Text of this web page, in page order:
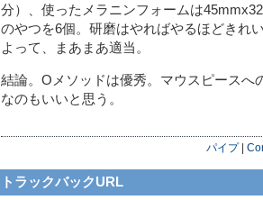
分）、使ったメラニンフォームは
のやつを6個。研磨はやればやるほどきれ
よって、まあまあ適当。
結論。Oメソッドは優秀。マウスピースへ
なのもいいと思う。
パイプ|
トラックバックURL